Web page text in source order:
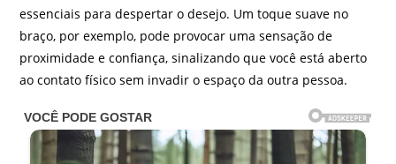
essenciais para despertar o desejo. Um toque suave no
braço, por exemplo, pode provocar uma sensação de
proximidade e confiança, sinalizando que você está aberto
ao contato físico sem invadir o espaço da outra pessoa.